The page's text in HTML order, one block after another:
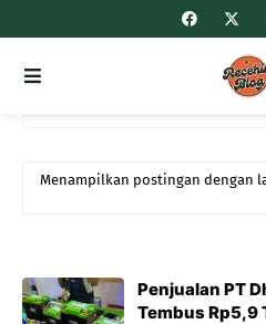
Menampilkan postingan dengan
Penjualan PT
Tembus Rp5,9